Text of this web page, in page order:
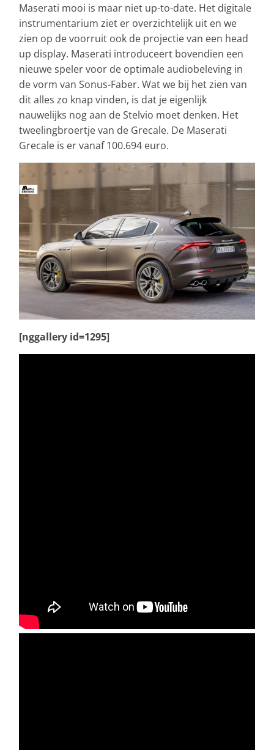
Maserati mooi is maar niet up-to-date. Het digitale
instrumentarium ziet er overzichtelijk uit en we
zien op de voorruit ook de projectie van een head
up display. Maserati introduceert bovendien een
nieuwe speler voor de optimale audiobeleving in
de vorm van Sonus-Faber. Wat we bij het zien van
dit alles zo knap vinden, is dat je eigenlijk
nauwelijks nog aan de Stelvio moet denken. Het
tweelingbroertje van de Grecale. De Maserati
Grecale is er vanaf 100.694 euro.
[nggallery id=1295]